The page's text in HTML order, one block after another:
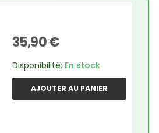
35,90 €
Disponibilité: En stock
AJOUTER AU PANIER